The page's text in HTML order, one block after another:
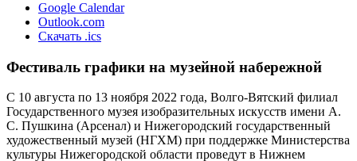
Google Calendar
Outlook.com
Скачать .ics
Фестиваль графики на музейной набережной
С 10 августа по 13 ноября 2022 года, Волго-Вятский филиал
Государственного музея изобразительных искусств имени А.
С. Пушкина (Арсенал) и Нижегородский государственный
художественный музей (НГХМ) при поддержке Министерства
культуры Нижегородской области проведут в Нижнем